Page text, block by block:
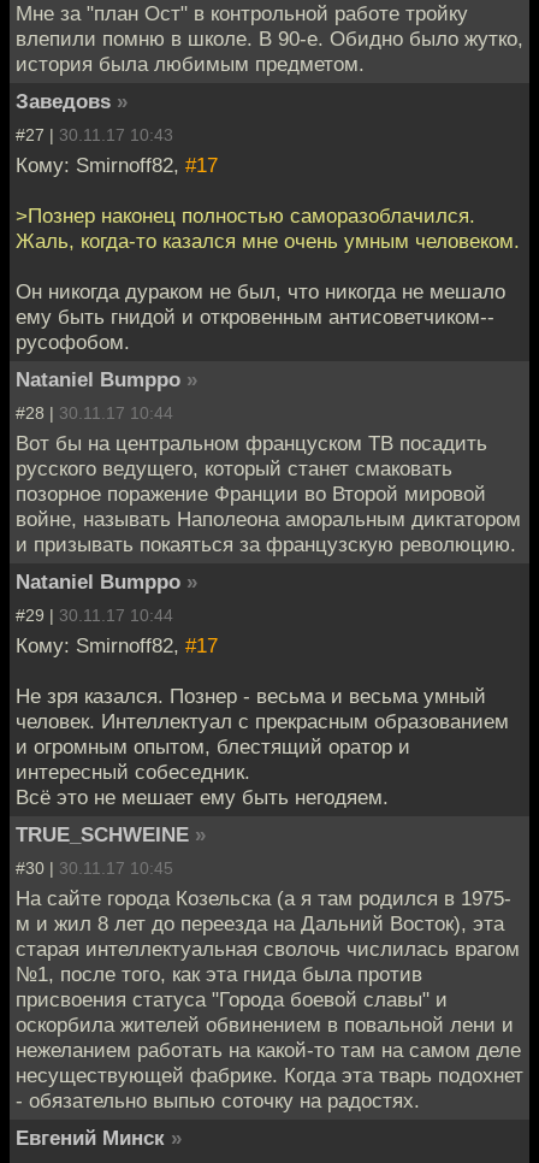
Мне за "план Ост" в контрольной работе тройку
влепили помню в школе. В 90-е. Обидно было жутко,
история была любимым предметом.
Заведовs »
#27 | 30.11.17 10:43
Кому: Smirnoff82, #17
>Познер наконец полностью саморазоблачился.
Жаль, когда-то казался мне очень умным человеком.
Он никогда дураком не был, что никогда не мешало
ему быть гнидой и откровенным антисоветчиком--
русофобом.
Nataniel Bumppo »
#28 | 30.11.17 10:44
Вот бы на центральном француском ТВ посадить
русского ведущего, который станет смаковать
позорное поражение Франции во Второй мировой
войне, называть Наполеона аморальным диктатором
и призывать покаяться за французскую революцию.
Nataniel Bumppo »
#29 | 30.11.17 10:44
Кому: Smirnoff82, #17
Не зря казался. Познер - весьма и весьма умный
человек. Интеллектуал с прекрасным образованием
и огромным опытом, блестящий оратор и
интересный собеседник.
Всё это не мешает ему быть негодяем.
TRUE_SCHWEINE »
#30 | 30.11.17 10:45
На сайте города Козельска (а я там родился в 1975-
м и жил 8 лет до переезда на Дальний Восток), эта
старая интеллектуальная сволочь числилась врагом
№1, после того, как эта гнида была против
присвоения статуса "Города боевой славы" и
оскорбила жителей обвинением в повальной лени и
нежеланием работать на какой-то там на самом деле
несуществующей фабрике. Когда эта тварь подохнет
- обязательно выпью соточку на радостях.
Евгений Минск »